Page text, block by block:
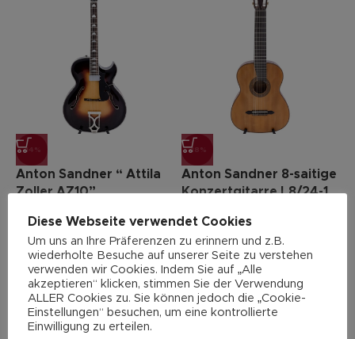
-14%
Anton Sandner “ Attila
Zoller AZ10”
Gitarren & Bässe,
Archtop Gitarre 6-saitig,
Jazz-Gitarre,
Professionals
4.200,00€ 3.600,00€
-18%
Anton Sandner 8-saitige
Konzertgitarre L8/24-1
Gitarren & Bässe
Konzertgitarre 8-saitig
Professionals
2.882,00 € 2.350,00
Mehr zum Hersteller
Diese Webseite verwendet Cookies
Um uns an Ihre Präferenzen zu erinnern und z.B.
wiederholte Besuche auf unserer Seite zu verstehen
verwenden wir Cookies. Indem Sie auf „Alle
akzeptieren“ klicken, stimmen Sie der Verwendung
ALLER Cookies zu. Sie können jedoch die „Cookie-
Einstellungen“ besuchen, um eine kontrollierte
Einwilligung zu erteilen.